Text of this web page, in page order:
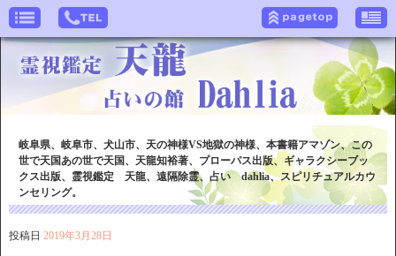
岐阜県、岐阜市、犬山市、天の神様VS地獄の神様、本書籍アマゾン、この
世で天国あの世で天国、天龍知裕著、プローパス出版、ギャラクシーブッ
クス出版、霊視鑑定 天龍、遠隔除霊、占い dahlia、スピリチュアルカウ
ンセリング。
投稿日 2019年3月28日